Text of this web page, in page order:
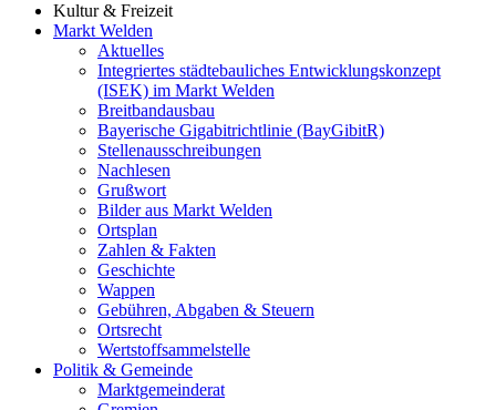
Kultur & Freizeit
Markt Welden
Aktuelles
Integriertes städtebauliches Entwicklungskonzept
(ISEK) im Markt Welden
Breitbandausbau
Bayerische Gigabitrichtlinie (BayGibitR)
Stellenausschreibungen
Nachlesen
Grußwort
Bilder aus Markt Welden
Ortsplan
Zahlen & Fakten
Geschichte
Wappen
Gebühren, Abgaben & Steuern
Ortsrecht
Wertstoffsammelstelle
Politik & Gemeinde
Marktgemeinderat